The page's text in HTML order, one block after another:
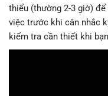
thiểu (thường 2-3 giờ)
việc trước khi cân nhắc
kiểm tra cần thiết khi